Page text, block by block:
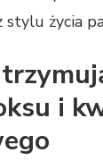
stylu życia
i